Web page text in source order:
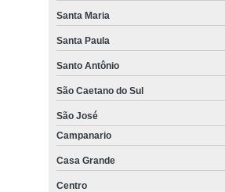
Santa Maria
Santa Paula
Santo Antônio
São Caetano do Sul
São José
Campanario
Casa Grande
Centro